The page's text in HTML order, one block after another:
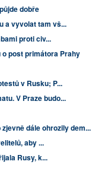
dobře
a vyvolat tam vš...
proti civ...
post primátora Prahy
v Rusku; P...
V Praze budo...
dále ohrozily dem...
aby ...
Rusy, k...